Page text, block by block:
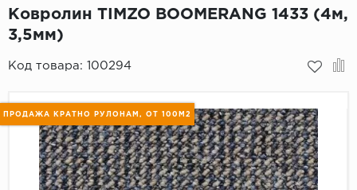
Bonkeel
Classen
CorkArt Vinyl
Подложка
Пробковое покрытие
Ковролин TIMZO BOOMERANG 1433 (4м,
3,5мм)
Код товара: 100294
ПРОДАЖА КРАТНО РУЛОНАМ, ОТ 100М2